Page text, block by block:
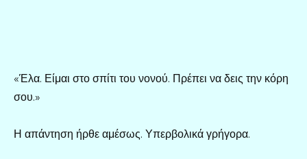
«Έλα. Είμαι στο σπίτι του νονού. Πρέπει να δεις την κόρη
σου.»
Η απάντηση ήρθε αμέσως. Υπερβολικά γρήγορα.